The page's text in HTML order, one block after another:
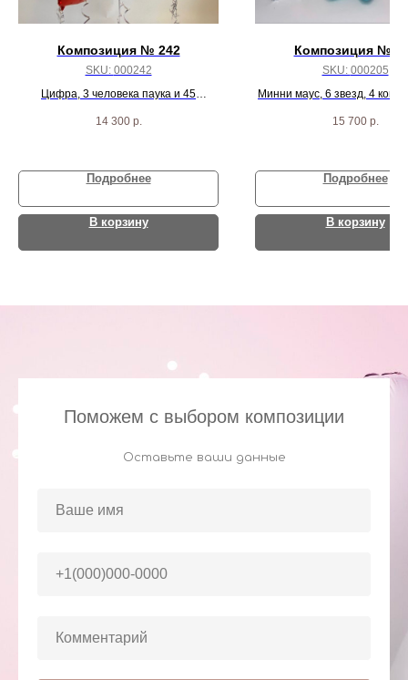
Композиция № 242
SKU: 000242
Цифра, 3 человека паука и 45
14 300 р.
Подробнее
В корзину
Композиция №
SKU: 000205
Минни маус, 6 звезд, 4
15 700 р.
Подробнее
В корзину
Поможем с выбором композиции
Оставьте ваши данные